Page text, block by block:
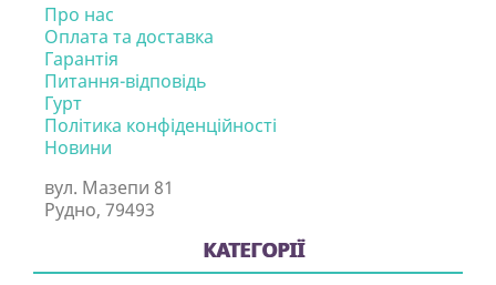
Про нас
Оплата та доставка
Гарантія
Питання-відповідь
Гурт
Політика конфіденційності
Новини
вул. Мазепи 81
Рудно, 79493
КАТЕГОРІЇ